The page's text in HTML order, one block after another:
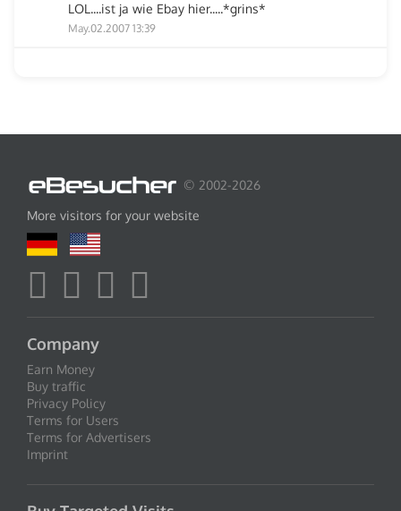
LOL....ist ja wie Ebay hier.....*grins*
May.02.2007 13:39
© 2002-2026
More visitors for your website
Company
Earn Money
Buy traffic
Privacy Policy
Terms for Users
Terms for Advertisers
Imprint